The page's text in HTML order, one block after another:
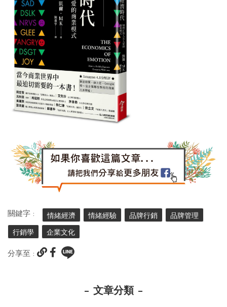
關鍵字 : 情緒經濟 情緒經驗 品牌行銷 品牌管理
行銷學 企業文化
分享至 :
文章分類